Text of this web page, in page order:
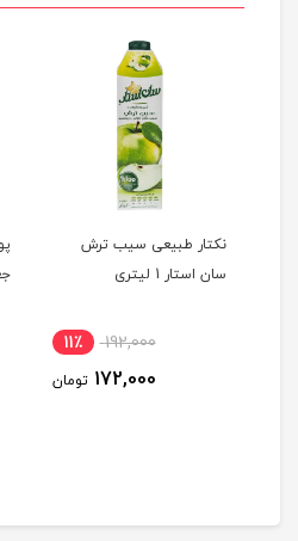
نکتار طبیعی سیب ترش
سان استار 1 لیتری
192,000 11٪
172,000 تومان